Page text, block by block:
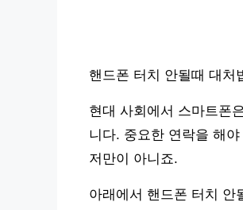
핸드폰 터치 안될때 대처
현대 사회에서 스마트폰
니다. 중요한 연락을 해
저만이 아니죠.
아래에서 핸드폰 터치 안